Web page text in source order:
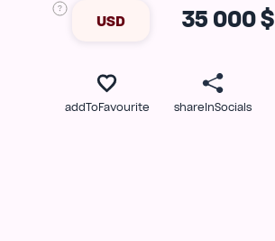
USD 35 000 $
addToFavourite shareInSocials